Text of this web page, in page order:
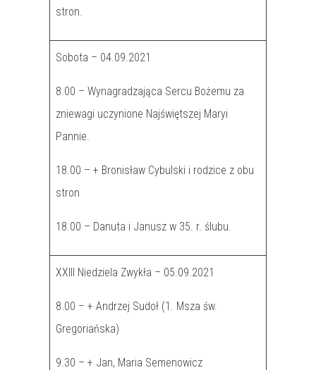
stron.
Sobota – 04.09.2021
8.00 – Wynagradzająca Sercu Bożemu za
zniewagi uczynione Najświętszej Maryi
Pannie.
18.00 – + Bronisław Cybulski i rodzice z obu
stron
18.00 – Danuta i Janusz w 35. r. ślubu.
XXIII Niedziela Zwykła – 05.09.2021
8.00 – + Andrzej Sudoł (1. Msza św.
Gregoriańska)
9.30 – + Jan, Maria Semenowicz